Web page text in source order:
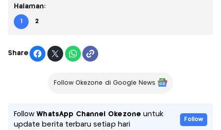
Halaman:
1 2
Share
Follow Okezone di Google News
FollowWhatsApp Channel Okezone untuk
update berita terbaru setiap hari
Follow